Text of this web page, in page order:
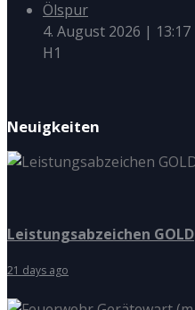
Ölspur
4. August 2026 | 13:17
H1
Neuigkeiten
Leistungsabzeichen GOLD
21 days ago